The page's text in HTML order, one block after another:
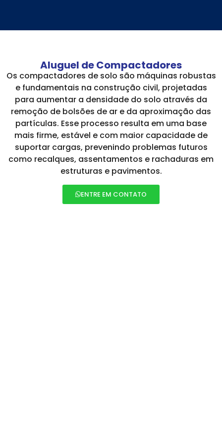
Aluguel de Compactadores
Os compactadores de solo são máquinas robustas
e fundamentais na construção civil, projetadas
para aumentar a densidade do solo através da
remoção de bolsões de ar e da aproximação das
partículas. Esse processo resulta em uma base
mais firme, estável e com maior capacidade de
suportar cargas, prevenindo problemas futuros
como recalques, assentamentos e rachaduras em
estruturas e pavimentos.
ENTRE EM CONTATO